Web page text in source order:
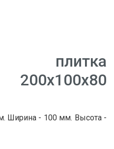
плитка
Ширина - 100 мм. Высота -